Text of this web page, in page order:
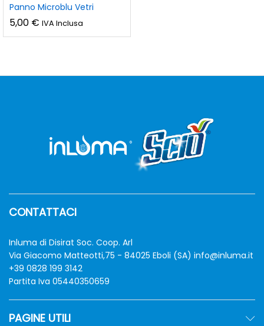
Panno Microblu Vetri
5,00 € IVA Inclusa
CONTATTACI
Inluma di Disirat Soc. Coop. Arl
Via Giacomo Matteotti,75 - 84025 Eboli (SA) info@inluma.it
+39 0828 199 3142
Partita Iva 05440350659
PAGINE UTILI